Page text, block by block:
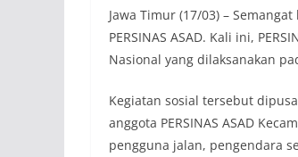
Jawa Timur (17/03) –
PERSINAS ASAD. Kali ini,
Nasional yang dilaksanakan
Kegiatan sosial tersebut
anggota PERSINAS ASAD
pengguna jalan, pengendara